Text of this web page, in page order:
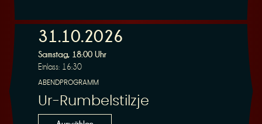
31.10.2026
Samstag, 18:00 Uhr
Einlass: 16:30
ABENDPROGRAMM
Ur-Rumbelstilzje